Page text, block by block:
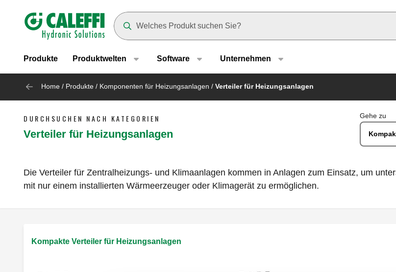
Header main navigation
Produkte Produktwelten Software Unternehmen
Home / Produkte / Komponenten für Heizungsanlagen / Verteiler für Heizungsanlagen
DURCHSUCHEN NACH KATEGORIEN
Verteiler für Heizungsanlagen
Gehe zu
Die Verteiler für Zentralheizungs- und Klimaanlagen kommen in Anlagen zum Einsatz, um
mit nur einem installierten Wärmeerzeuger oder Klimagerät zu ermöglichen.
Kompakte Verteiler für Heizungsanlagen